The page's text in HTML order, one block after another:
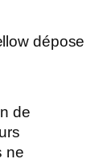
dépose
de
ne